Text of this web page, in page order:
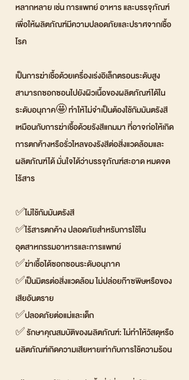
หลากหลาย เช่น การแพทย์ อาหาร และบรรจุภัณฑ์
เพื่อให้ผลิตภัณฑ์มีความปลอดภัยและปราศจากเชื้อ
โรค
เป็นการฆ่าเชื้อด้วยเครื่องเร่งอิเล็กตรอนระดับสูง
สามารถซอกซอนไปยังผิวเนื้อของผลิตภัณฑ์ได้ใน
ระดับอนุภาค🤩 ทำให้ไม่จำเป็นต้องใช้กัมมันตรังสี
เหมือนกับการฆ่าเชื้อด้วยรังสีแกมมา ที่อาจก่อให้เกิด
การตกค้างหรือรั่วไหลของรังสีต่อสิ่งแวดล้อมและ
ผลิตภัณฑ์ได้ มั่นใจได้ว่าบรรจุภัณฑ์สะอาด หมดจด
ไร้สาร
✅ไม่ใช้กัมมันตรังสี
✅ไร้สารตกค้าง ปลอดภัยสำหรับการใช้ใน
อุตสาหกรรมอาหารและการแพทย์
✅ฆ่าเชื้อได้ซอกซอนระดับอนุภาค
✅เป็นมิตรต่อสิ่งแวดล้อม ไม่ปล่อยก๊าซพิษหรือของ
เสียอันตราย
✅ปลอดภัยต่อแม่และเด็ก
✅ รักษาคุณสมบัติของผลิตภัณฑ์: ไม่ทำให้วัสดุหรือ
ผลิตภัณฑ์เกิดความเสียหายเท่ากับการใช้ความร้อน